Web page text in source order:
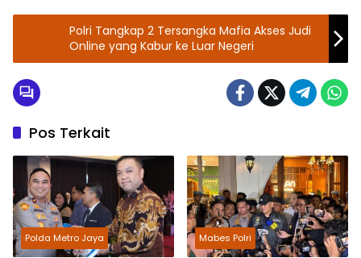
Polri Tangkap 2 Tersangka Mafia Akses Judi
Online yang Kabur ke Luar Negeri
Pos Terkait
Polda Metro Jaya Mabes Polri